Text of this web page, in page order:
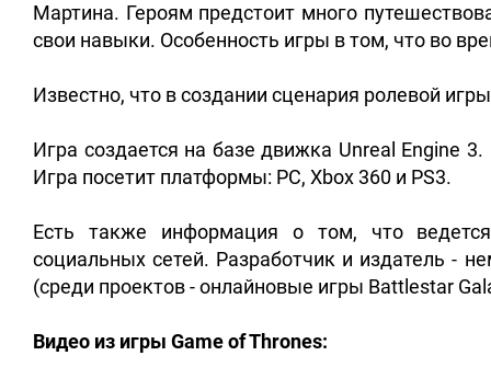
Мартина. Героям предстоит много
свои навыки. Особенность игры в том, что во
Известно, что в создании сценария ролевой
Игра создается на базе движка Unreal Engine
Игра посетит платформы: PC, Xbox 360 и PS3.
Есть также информация о том, что
социальных сетей. Разработчик и издатель -
(среди проектов - онлайновые игры Battlestar
Видео из игры Game of Thrones: